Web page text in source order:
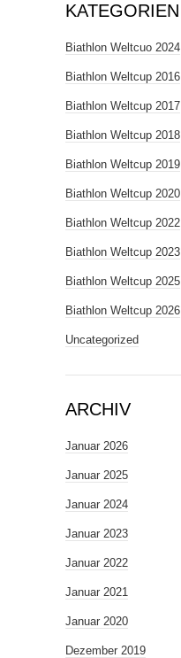
KATEGORIEN
Biathlon Weltcuo 2024
Biathlon Weltcup 2016
Biathlon Weltcup 2017
Biathlon Weltcup 2018
Biathlon Weltcup 2019
Biathlon Weltcup 2020
Biathlon Weltcup 2022
Biathlon Weltcup 2023
Biathlon Weltcup 2025
Biathlon Weltcup 2026
Uncategorized
ARCHIV
Januar 2026
Januar 2025
Januar 2024
Januar 2023
Januar 2022
Januar 2021
Januar 2020
Dezember 2019